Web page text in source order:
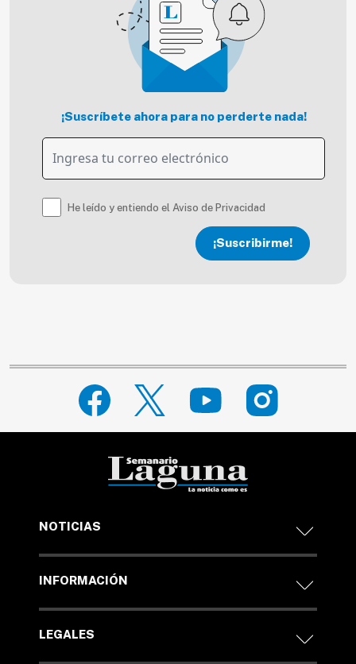
¡Suscríbete ahora para no perderte nada!
He leído y entiendo el Aviso de Privacidad
¡Suscribirme!
NOTICIAS
INFORMACIÓN
LEGALES